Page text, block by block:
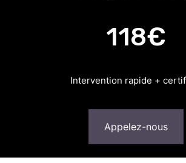
118€
Intervention rapide +
Appelez-nous